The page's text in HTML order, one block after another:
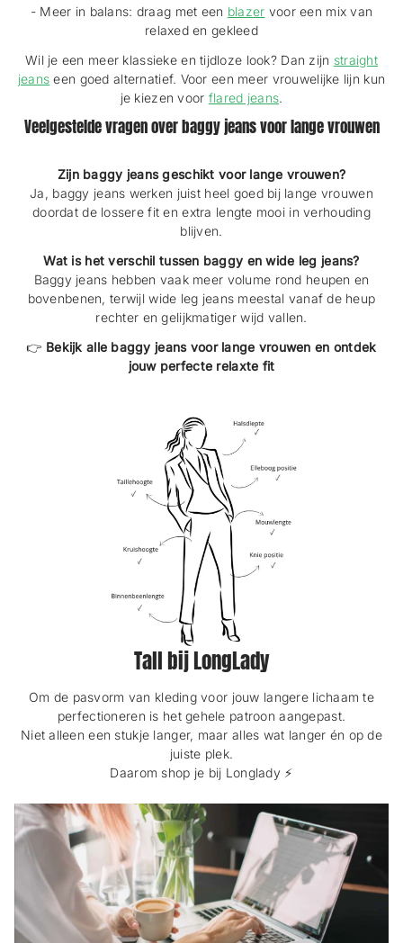
- Meer in balans: draag met een blazer voor een mix van
relaxed en gekleed
Wil je een meer klassieke en tijdloze look? Dan zijn straight
jeans een goed alternatief. Voor een meer vrouwelijke lijn kun
je kiezen voor flared jeans.
Veelgestelde vragen over baggy jeans voor lange vrouwen
Zijn baggy jeans geschikt voor lange vrouwen?
Ja, baggy jeans werken juist heel goed bij lange vrouwen
doordat de lossere fit en extra lengte mooi in verhouding
blijven.
Wat is het verschil tussen baggy en wide leg jeans?
Baggy jeans hebben vaak meer volume rond heupen en
bovenbenen, terwijl wide leg jeans meestal vanaf de heup
rechter en gelijkmatiger wijd vallen.
👉 Bekijk alle baggy jeans voor lange vrouwen en ontdek
jouw perfecte relaxte fit
Tall bij LongLady
Om de pasvorm van kleding voor jouw langere lichaam te
perfectioneren is het gehele patroon aangepast.
Niet alleen een stukje langer, maar alles wat langer én op de
juiste plek.
Daarom shop je bij Longlady ⚡️